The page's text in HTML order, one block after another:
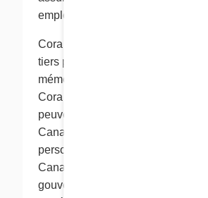
employés.
Cora peut engager des
tiers pour assurer l’hébergement, la
mémorisation et la conservation
Cora ou ses fournisseurs de
peuvent alors utiliser des serveurs
Canada ou à l'étranger. Vos
personnels peuvent être traités et
Canada ou dans un pays étranger,
gouvernements, les tribunaux ou